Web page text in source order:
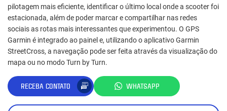
pilotagem mais eficiente, identificar o último local onde a scooter foi
estacionada, além de poder marcar e compartilhar nas redes
sociais as rotas mais interessantes que experimentou. O GPS
Garmin é integrado ao painel e, utilizando o aplicativo Garmin
StreetCross, a navegação pode ser feita através da visualização do
mapa ou no modo Turn by Turn.
RECEBA CONTATO WHATSAPP